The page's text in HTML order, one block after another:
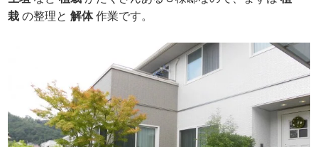
栽の整理と解体作業です。